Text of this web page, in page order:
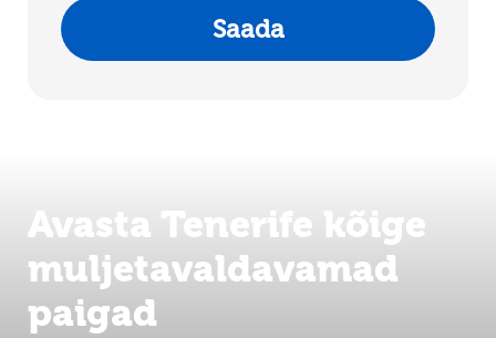
Saada
Avasta Tenerife kõige
muljetavaldavamad
paigad